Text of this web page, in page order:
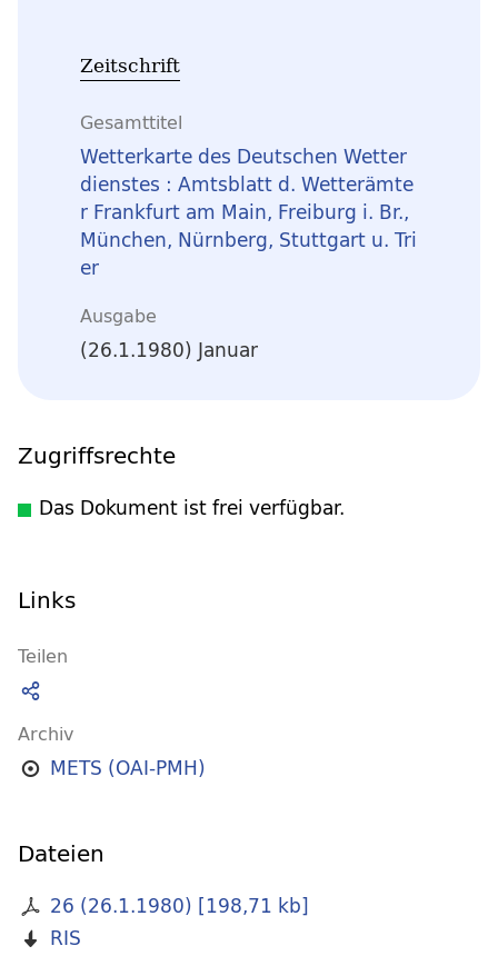
Zeitschrift
Gesamttitel
Wetterkarte des Deutschen Wetter
dienstes : Amtsblatt d. Wetterämte
r Frankfurt am Main, Freiburg i. Br.,
München, Nürnberg, Stuttgart u. Tri
er
Ausgabe
(26.1.1980) Januar
Zugriffsrechte
Das Dokument ist frei verfügbar.
Links
Teilen
Archiv
METS (OAI-PMH)
Dateien
26 (26.1.1980) [198,71 kb]
RIS